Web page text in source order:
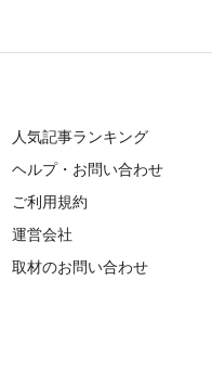
人気記事ランキング
ヘルプ・お問い合わせ
ご利用規約
運営会社
取材のお問い合わせ